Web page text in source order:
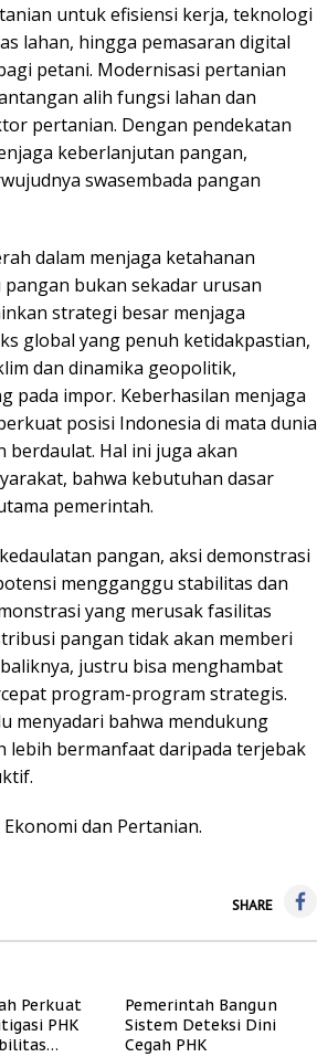
untuk efisiensi kerja, teknologi
lahan, hingga pemasaran digital
petani. Modernisasi pertanian
alih fungsi lahan dan
pertanian. Dengan pendekatan
keberlanjutan pangan,
swasembada pangan
dalam menjaga ketahanan
bukan sekadar urusan
strategi besar menjaga
global yang penuh ketidakpastian,
dan dinamika geopolitik,
pada impor. Keberhasilan menjaga
posisi Indonesia di mata dunia
berdaulat. Hal ini juga akan
bahwa kebutuhan dasar
pemerintah.
pangan, aksi demonstrasi
mengganggu stabilitas dan
yang merusak fasilitas
pangan tidak akan memberi
justru bisa menghambat
program-program strategis.
menyadari bahwa mendukung
lebih bermanfaat daripada terjebak
dan Pertanian.
SHARE
Perkuat
PHK
Pemerintah Bangun
Sistem Deteksi Dini
Cegah PHK